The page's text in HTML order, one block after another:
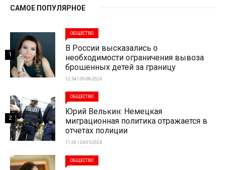
САМОЕ ПОПУЛЯРНОЕ
ОБЩЕСТВО
В России высказались о
необходимости ограничения вывоза
брошенных детей за границу
12:54 | 09-08-2024
1
ОБЩЕСТВО
Юрий Велькин: Немецкая
миграционная политика отражается в
отчетах полиции
11:26 | 24-05-2024
2
ОБЩЕСТВО